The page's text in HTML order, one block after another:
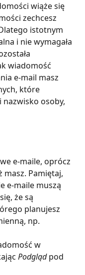
wiąże się
zechcesz
istotnym
i nie wymagała
wiadomość
e-mail masz
które
osoby,
e-maile, oprócz
Pamiętaj,
e-maile muszą
że są
planujesz
np.
w
Podgląd pod